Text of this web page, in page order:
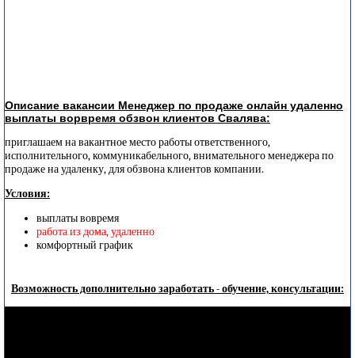
Описание вакансии Менеджер по продаже онлайн удаленно
выплаты ворвремя обзвон клиентов Свалява:
приглашаем на вакантное место работы ответственного,
исполнительного, коммуникабельного, внимательного менеджера по
продаже на удаленку, для обзвона клиентов компании.
Условия:
выплаты вовремя
работа из дома, удаленно
комфортный график
Возможность дополнительно заработать - обучение, консультации: